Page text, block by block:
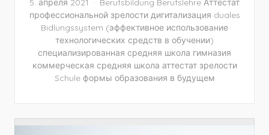
5. апреля 2021 Berufsbildung Berufslehre Аттестат
профессиональной зрелости дигитализация duales
Bidlungssystem (эффективное использование
технологических средств в обучении)
специализированная средняя школа гимназия
коммерческая средняя школа аттестат зрелости
Schule формы образования в будущем